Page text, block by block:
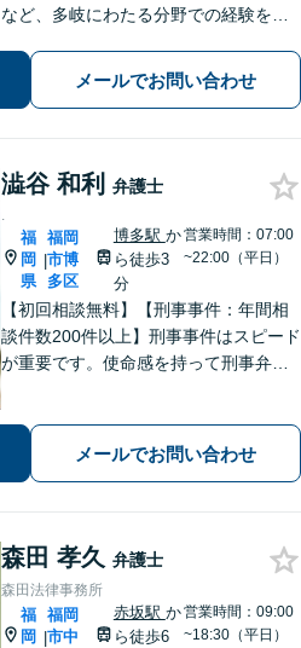
など、多岐にわたる分野での経験を積
ご依頼者様のご心情や迷いを丁寧にお
聴き取りし、安心・納得感の得られる
メールでお問い合わせ
澁谷 和利 弁護士
.
福
岡
県
|
福岡
市博
多区
博多駅 か
ら徒歩3
分
営業時間：07:00
~22:00（平日）
【初回相談無料】【刑事事件：年間相
談件数200件以上】刑事事件はスピード
が重要です。使命感を持って刑事弁護
対応可能：通訳を介さず英語で直接サ
ポート】
メールでお問い合わせ
森田 孝久 弁護士
森田法律事務所
福
岡 |
福岡
市中
赤坂駅 か
ら徒歩6
営業時間：09:00
~18:30（平日）